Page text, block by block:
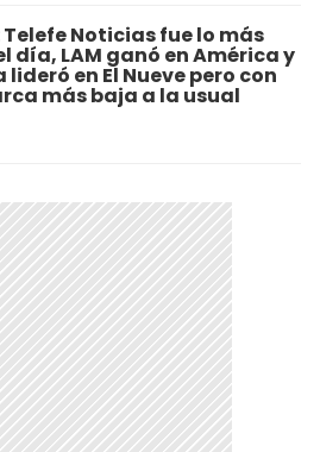
Noticias fue lo más
día, LAM ganó en América y
lideró en El Nueve pero con
más baja a la usual